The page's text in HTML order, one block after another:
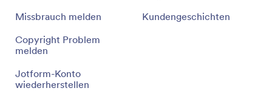
Missbrauch melden
Copyright Problem
melden
Jotform-Konto
wiederherstellen
Kundengeschichten